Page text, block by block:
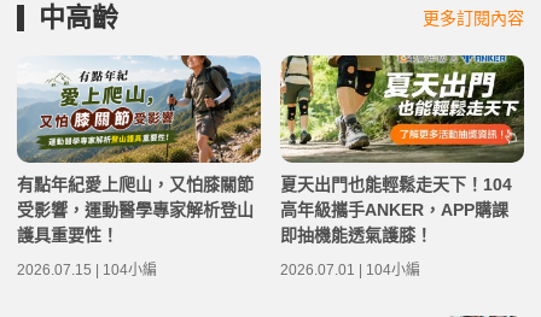
中高齡 更多訂閱內容
有點年紀愛上爬山，又怕膝關節
受影響，運動醫學專家解析登山
護具重要性！
2026.07.15 | 104小編
夏天出門也能輕鬆走天下！104
高年級攜手ANKER，APP購課
即抽機能透氣護膝！
2026.07.01 | 104小編